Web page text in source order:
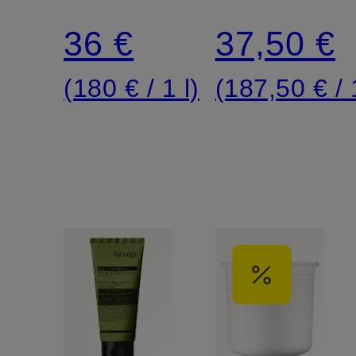
Scrub
36 €
(180 € / 1 l)
Peeling
37,50 €
(187,50 € /